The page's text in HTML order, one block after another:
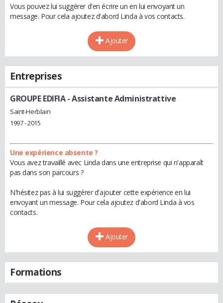
Vous pouvez lui suggérer d'en écrire un en lui envoyant un
message. Pour cela ajoutez d'abord Linda à vos contacts.
Ajouter
Entreprises
GROUPE EDIFIA- Assistante Administrattive
Saint-Herblain
1997 - 2015
Une expérience absente ?
Vous avez travaillé avec Linda dans une entreprise qui n'apparaît
pas dans son parcours ?
N'hésitez pas à lui suggérer d'ajouter cette expérience en lui
envoyant un message. Pour cela ajoutez d'abord Linda à vos
contacts.
Ajouter
Formations